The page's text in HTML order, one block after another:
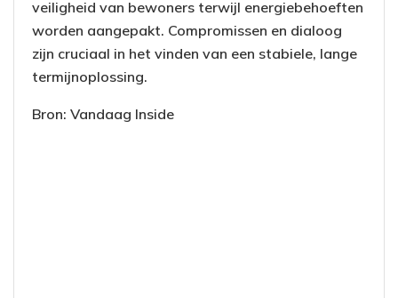
veiligheid van bewoners terwijl energiebehoeften
worden aangepakt. Compromissen en dialoog
zijn cruciaal in het vinden van een stabiele, lange
termijnoplossing.
Bron: Vandaag Inside